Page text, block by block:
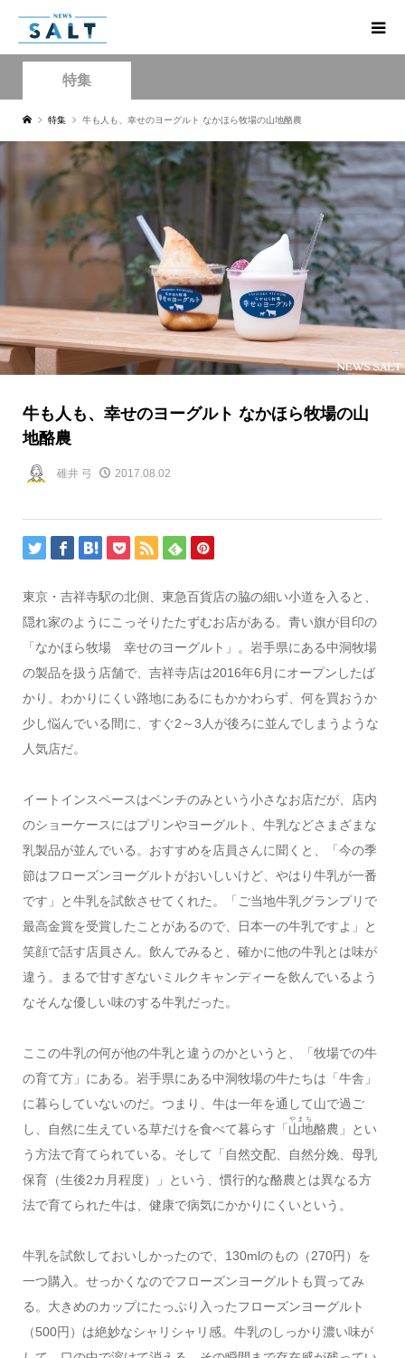
特集
特集 牛も人も、幸せのヨーグルト なかほら牧場の山地酪農
牛も人も、幸せのヨーグルト なかほら牧場の山
地酪農
碓井 弓 2017.08.02
東京・吉祥寺駅の北側、東急百貨店の脇の細い小道を入ると、
隠れ家のようにこっそりたたずむお店がある。青い旗が目印の
「なかほら牧場 幸せのヨーグルト」。岩手県にある中洞牧場
の製品を扱う店舗で、吉祥寺店は2016年6月にオープンしたば
かり。わかりにくい路地にあるにもかかわらず、何を買おうか
少し悩んでいる間に、すぐ2～3人が後ろに並んでしまうような
人気店だ。
イートインスペースはベンチのみという小さなお店だが、店内
のショーケースにはプリンやヨーグルト、牛乳などさまざまな
乳製品が並んでいる。おすすめを店員さんに聞くと、「今の季
節はフローズンヨーグルトがおいしいけど、やはり牛乳が一番
です」と牛乳を試飲させてくれた。「ご当地牛乳グランプリで
最高金賞を受賞したことがあるので、日本一の牛乳ですよ」と
笑顔で話す店員さん。飲んでみると、確かに他の牛乳とは味が
違う。まるで甘すぎないミルクキャンディーを飲んでいるよう
なそんな優しい味のする牛乳だった。
ここの牛乳の何が他の牛乳と違うのかというと、「牧場での牛
の育て方」にある。岩手県にある中洞牧場の牛たちは「牛舎」
に暮らしていないのだ。つまり、牛は一年を通して山で過ご
し、自然に生えている草だけを食べて暮らす「 山地
やまち
酪農」とい
う方法で育てられている。そして「自然交配、自然分娩、母乳
保育（生後2カ月程度）」という、慣行的な酪農とは異なる方
法で育てられた牛は、健康で病気にかかりにくいという。
牛乳を試飲しておいしかったので、130mlのもの（270円）を
一つ購入。せっかくなのでフローズンヨーグルトも買ってみ
る。大きめのカップにたっぷり入ったフローズンヨーグルト
（500円）は絶妙なシャリシャリ感。牛乳のしっかり濃い味が